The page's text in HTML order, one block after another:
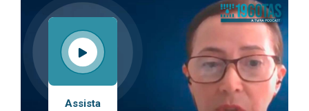
Assista